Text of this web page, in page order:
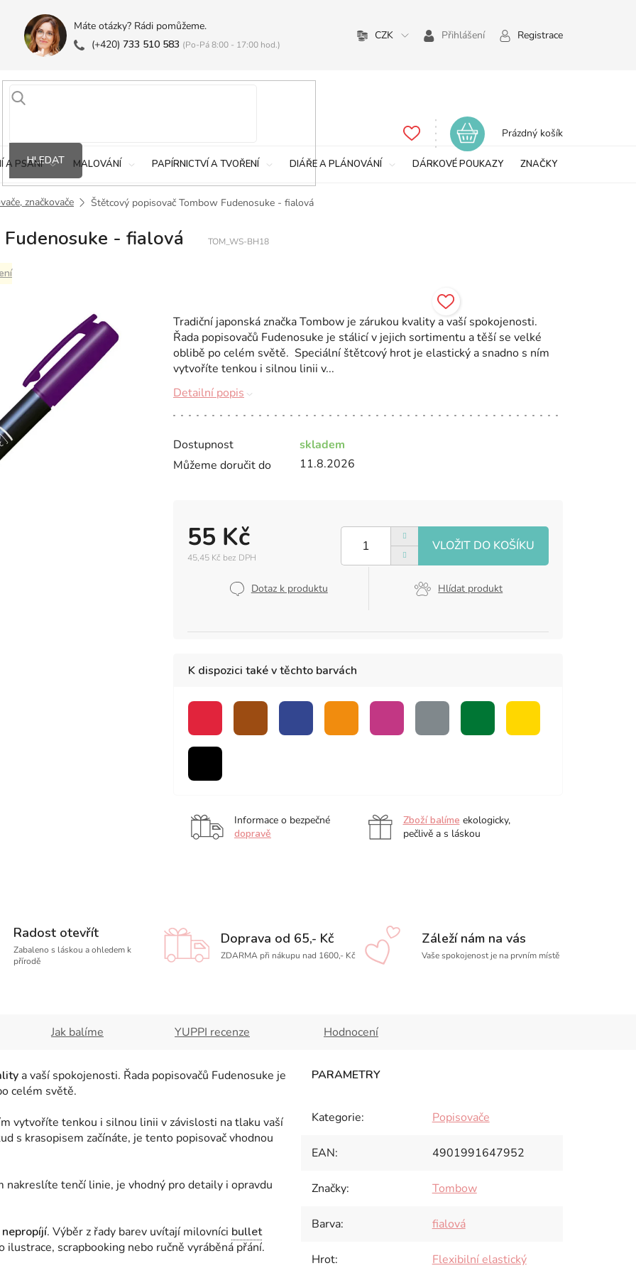
Máte otázky? Rádi pomůžeme.
(+420) 733 510 583 (Po-Pá 8:00 - 17:00 hod.)
CZK Přihlášení Registrace
HLEDAT
Nákupní
Prázdný košík
A PSANÍ MALOVÁNÍ PAPÍRNICTVÍ A TVOŘENÍ DIÁŘE A PLÁNOVÁNÍ DÁRKOVÉ POUKAZY ZNAČKY
značkovače Štětcový popisovač Tombow Fudenosuke - fialová
- fialová TOM_WS-BH18
Dostupnost
skladem
Můžeme doručit do
11.8.2026
55 Kč
45,45 Kč bez DPH
Dotaz k produktu Hlídat produkt
Tradiční japonská značka Tombow je zárukou kvality a vaší spokojenosti.
Řada popisovačů Fudenosuke je stálicí v jejich sortimentu a těší se velké
oblibě po celém světě. Speciální štětcový hrot je elastický a snadno s ním
vytvoříte tenkou i silnou linii v...
Detailní popis
K dispozici také v těchto barvách
Informace o bezpečné
dopravě
Zboží balíme ekologicky,
pečlivě a s láskou
Radost otevřít
Zabaleno s láskou a ohledem k
přírodě
Doprava od 65,- Kč
ZDARMA při nákupu nad 1600,- Kč
Záleží nám na vás
Vaše spokojenost je na prvním místě
Jak balíme YUPPI recenze Hodnocení
a vaší spokojenosti. Řada popisovačů Fudenosuke je
celém světě.
vytvoříte tenkou i silnou linii v závislosti na tlaku vaší
s krasopisem začínáte, je tento popisovač vhodnou
nakreslíte tenčí linie, je vhodný pro detaily i opravdu
nepropíjí. Výběr z řady barev uvítají milovníci bullet
ilustrace, scrapbooking nebo ručně vyráběná přání.
Kategorie: Popisovače
EAN: 4901991647952
Značky: Tombow
Barva: fialová
Hrot: Flexibilní elastický